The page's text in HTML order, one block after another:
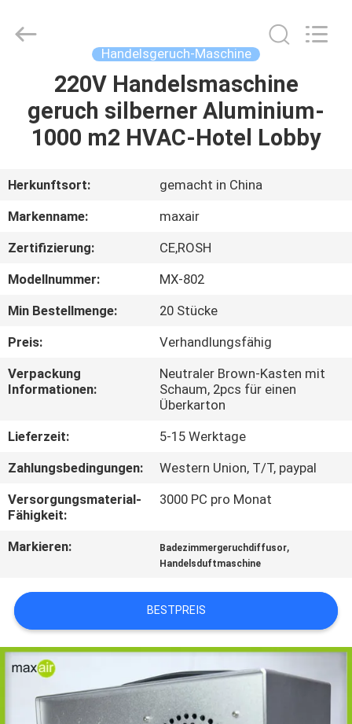
HAUS
PRODUKTE
ÜBER
UNS
FABRIK-
AUSFLUG
QUALITÄTSKONTROLLE
TRETEN
MIT
UNS
IN
VERBINDUNG
SIE EIN
ZITAT
SHOPPING
ONLINE
Handelsgeruch-Maschine
220V Handelsmaschine
geruch silberner Aluminium-
1000 m2 HVAC-Hotel Lobby
Herkunftsort:
gemacht in China
Markenname:
maxair
Zertifizierung:
CE,ROSH
Modellnummer:
MX-802
Min Bestellmenge:
20 Stücke
Preis:
Verhandlungsfähig
Verpackung
Informationen:
Neutraler Brown-Kasten mit
Schaum, 2pcs für einen
Überkarton
Lieferzeit:
5-15 Werktage
Zahlungsbedingungen:
Western Union, T/T, paypal
Versorgungsmaterial-
Fähigkeit:
3000 PC pro Monat
Markieren: Badezimmergeruchdiffusor,
Handelsduftmaschine
BESTPREIS